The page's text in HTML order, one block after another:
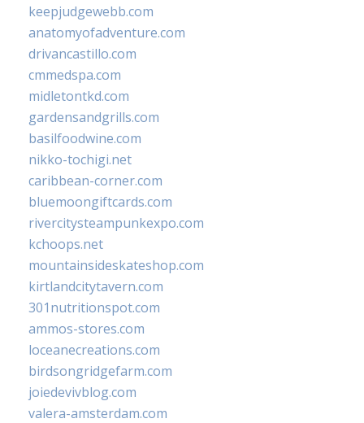
keepjudgewebb.com
anatomyofadventure.com
drivancastillo.com
cmmedspa.com
midletontkd.com
gardensandgrills.com
basilfoodwine.com
nikko-tochigi.net
caribbean-corner.com
bluemoongiftcards.com
rivercitysteampunkexpo.com
kchoops.net
mountainsideskateshop.com
kirtlandcitytavern.com
301nutritionspot.com
ammos-stores.com
loceanecreations.com
birdsongridgefarm.com
joiedevivblog.com
valera-amsterdam.com